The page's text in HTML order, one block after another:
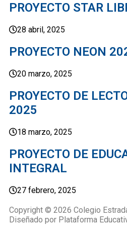
PROYECTO STAR
28 abril, 2025
PROYECTO NEON
20 marzo, 2025
PROYECTO DE
2025
18 marzo, 2025
PROYECTO DE
INTEGRAL
27 febrero, 2025
Copyright © 2026 Colegio
Diseñado por Plataforma